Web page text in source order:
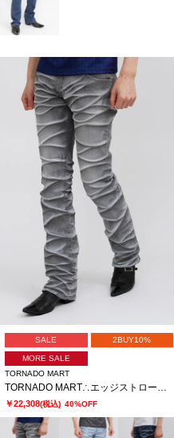
SALE 2BUY10%
MORE SALE
TORNADO MART
TORNADO MART∴エッジストロークシューカットデニム
￥22,308(税込) 40%OFF